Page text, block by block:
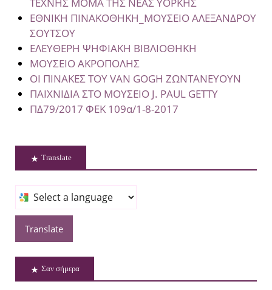
ΕΘΝΙΚΗ ΠΙΝΑΚΟΘΗΚΗ_ΜΟΥΣΕΙΟ ΑΛΕΞΑΝΔΡΟΥ
ΣΟΥΤΣΟΥ
ΕΛΕΥΘΕΡΗ ΨΗΦΙΑΚΗ ΒΙΒΛΙΟΘΗΚΗ
ΜΟΥΣΕΙΟ ΑΚΡΟΠΟΛΗΣ
ΟΙ ΠΙΝΑΚΕΣ ΤΟΥ VAN GOGH ΖΩΝΤΑΝΕΥΟΥΝ
ΠΑΙΧΝΙΔΙΑ ΣΤΟ ΜΟΥΣΕΙΟ J. PAUL GETTY
ΠΔ79/2017 ΦΕΚ 109α/1-8-2017
Translate
Translate
Σαν σήμερα